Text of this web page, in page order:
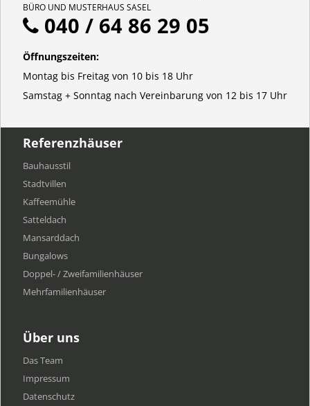
BÜRO UND MUSTERHAUS SASEL
040 / 64 86 29 05
Öffnungszeiten:
Montag bis Freitag von 10 bis 18 Uhr
Samstag + Sonntag nach Vereinbarung von 12 bis 17 Uhr
Referenzhäuser
Bauhausstil
Stadtvillen
Kaffeemühle
Satteldach
Mansarddach
Bungalows
Doppel- / Zweifamilienhäuser
Mehrfamilien​häuser
Über uns
Das Team
Impressum
Datenschutz